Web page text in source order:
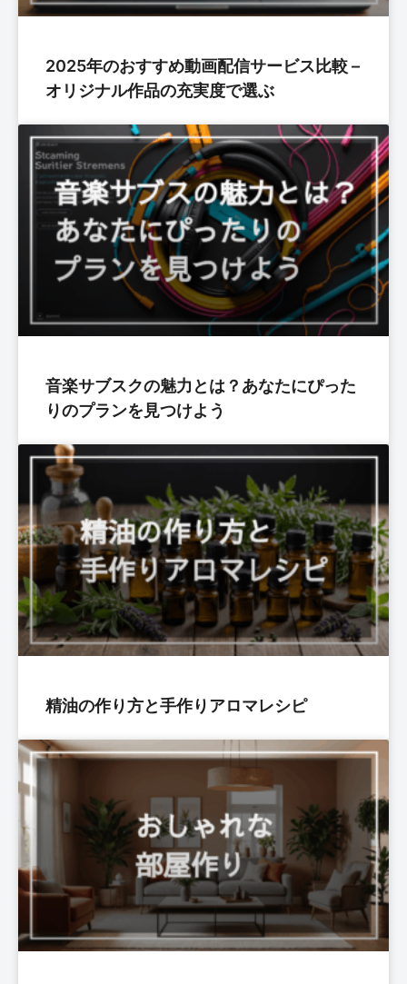
2025年のおすすめ動画配信サービス比較 –
オリジナル作品の充実度で選ぶ
音楽サブスクの魅力とは？あなたにぴった
りのプランを見つけよう
精油の作り方と手作りアロマレシピ